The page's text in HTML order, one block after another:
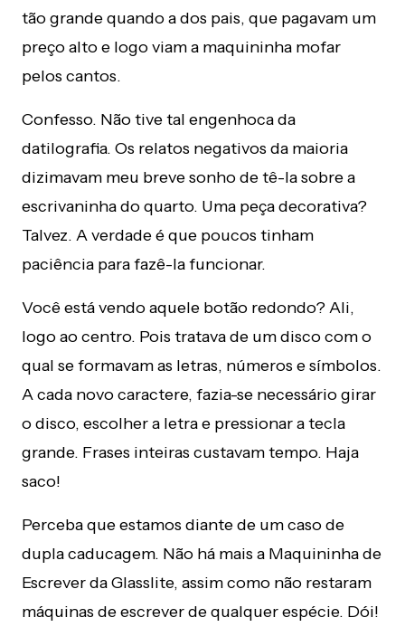
tão grande quando a dos pais, que pagavam um
preço alto e logo viam a maquininha mofar
pelos cantos.
Confesso. Não tive tal engenhoca da
datilografia. Os relatos negativos da maioria
dizimavam meu breve sonho de tê-la sobre a
escrivaninha do quarto. Uma peça decorativa?
Talvez. A verdade é que poucos tinham
paciência para fazê-la funcionar.
Você está vendo aquele botão redondo? Ali,
logo ao centro. Pois tratava de um disco com o
qual se formavam as letras, números e símbolos.
A cada novo caractere, fazia-se necessário girar
o disco, escolher a letra e pressionar a tecla
grande. Frases inteiras custavam tempo. Haja
saco!
Perceba que estamos diante de um caso de
dupla caducagem. Não há mais a Maquininha de
Escrever da Glasslite, assim como não restaram
máquinas de escrever de qualquer espécie. Dói!